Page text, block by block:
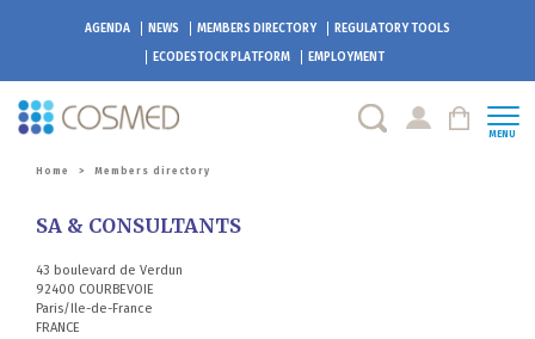
AGENDA NEWS MEMBERS DIRECTORY
REGULATORY TOOLS
ECODESTOCK PLATFORM EMPLOYMENT
MENU
Home > Members directory
SA & CONSULTANTS
43 boulevard de Verdun
92400 COURBEVOIE
Paris/Ile-de-France
FRANCE